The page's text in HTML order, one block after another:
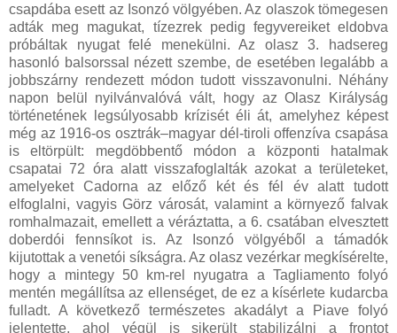
csapdába esett az Isonzó völgyében. Az olaszok tömegesen
adták meg magukat, tízezrek pedig fegyvereiket eldobva
próbáltak nyugat felé menekülni. Az olasz 3. hadsereg
hasonló balsorssal nézett szembe, de esetében legalább a
jobbszárny rendezett módon tudott visszavonulni. Néhány
napon belül nyilvánvalóvá vált, hogy az Olasz Királyság
történetének legsúlyosabb krízisét éli át, amelyhez képest
még az 1916-os osztrák–magyar dél-tiroli offenzíva csapása
is eltörpült: megdöbbentő módon a központi hatalmak
csapatai 72 óra alatt visszafoglalták azokat a területeket,
amelyeket Cadorna az előző két és fél év alatt tudott
elfoglalni, vagyis Görz városát, valamint a környező falvak
romhalmazait, emellett a véráztatta, a 6. csatában elvesztett
doberdói fennsíkot is. Az Isonzó völgyéből a támadók
kijutottak a venetói síkságra. Az olasz vezérkar megkísérelte,
hogy a mintegy 50 km-rel nyugatra a Tagliamento folyó
mentén megállítsa az ellenséget, de ez a kísérlete kudarcba
fulladt. A következő természetes akadályt a Piave folyó
jelentette, ahol végül is sikerült stabilizálni a frontot